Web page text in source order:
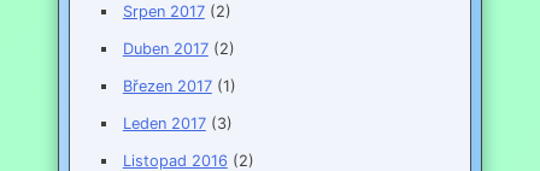
Srpen 2017(2)
Duben 2017(2)
Březen 2017(1)
Leden 2017(3)
Listopad 2016 (2)